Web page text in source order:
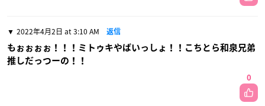
2022年4月2日 at 3:10 AM 返信
もぉぉぉぉ！！！ミトゥキやばいっしょ！！こちとら和泉兄弟
推しだっつーの！！
0